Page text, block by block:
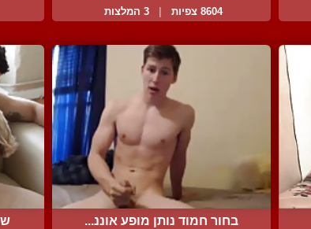
8604 צפיות 3 המלצות
בחור חמוד נותן מופע אוננ...